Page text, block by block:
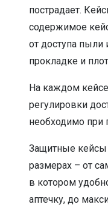
пострадает.
содержимое
от доступа пыли
прокладке и
На каждом
регулировки
необходимо при
Защитные
размерах – от
в котором
аптечку, до